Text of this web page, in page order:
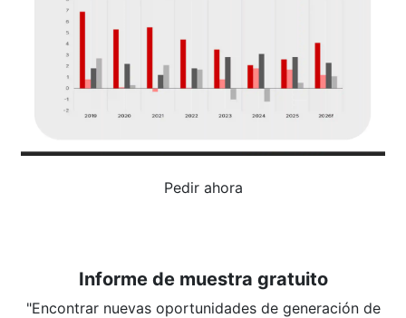
Pedir ahora
Informe de muestra gratuito
"Encontrar nuevas oportunidades de generación de